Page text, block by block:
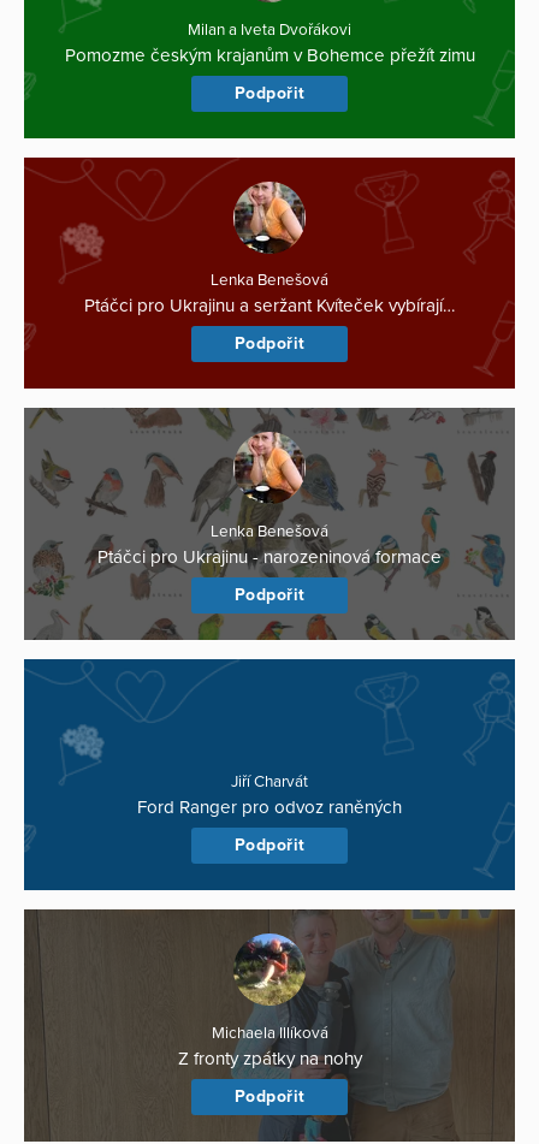
Milan a Iveta Dvořákovi
Pomozme českým krajanům v Bohemce přežít zimu
Podpořit
Lenka Benešová
Ptáčci pro Ukrajinu a seržant Kvíteček vybírají…
Podpořit
Lenka Benešová
Ptáčci pro Ukrajinu - narozeninová formace
Podpořit
Jiří Charvát
Ford Ranger pro odvoz raněných
Podpořit
Michaela Illíková
Z fronty zpátky na nohy
Podpořit